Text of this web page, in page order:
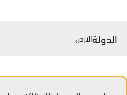
الدولةالاردن